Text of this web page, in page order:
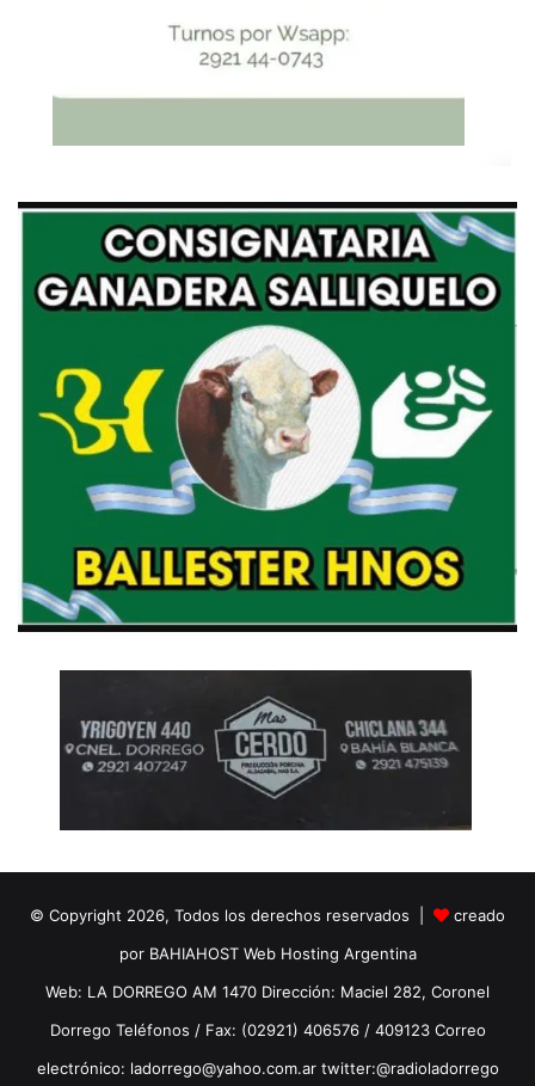
© Copyright 2026, Todos los derechos reservados |
creado
por BAHIAHOST Web Hosting Argentina
Web: LA DORREGO AM 1470 Dirección: Maciel 282, Coronel
Dorrego Teléfonos / Fax: (02921) 406576 / 409123 Correo
electrónico: ladorrego@yahoo.com.ar twitter:@radioladorrego